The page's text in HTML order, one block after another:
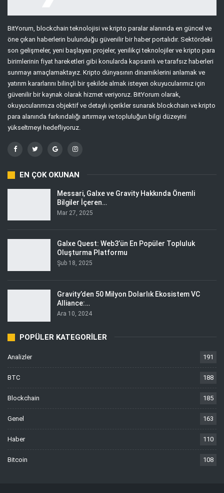
BitYorum, blockchain teknolojisi ve kripto paralar alanında en güncel ve
öne çıkan haberlerin bulunduğu güvenilir bir haber portalıdır. Sektördeki
son gelişmeler, yeni başlayan projeler, yenilikçi teknolojiler ve kripto para
birimlerinin fiyat hareketleri gibi konularda kapsamlı ve tarafsız haberleri
sunmayı amaçlamaktayız. Kripto dünyasının dinamiklerini anlamak ve
yatırım kararlarını bilinçli bir şekilde almak isteyen okuyucularımız için
güvenilir bir kaynak olarak hizmet veriyoruz. BitYorum olarak,
okuyucularımıza objektif ve detaylı içerikler sunarak blockchain ve kripto
para alanında farkındalığı artırmayı ve topluluğun bilgi düzeyini
yükseltmeyi hedefliyoruz.
EN ÇOK OKUNAN
Messari, Galxe ve Gravity Hakkında Önemli
Bilgiler İçeren…
Mar 27, 2025
Galxe Quest: Web3’ün En Popüler Topluluk
Oluşturma Platformu
Şub 18, 2025
Gravity’den 50 Milyon Dolarlık Ekosistem VC
Alliance:…
Ara 10, 2024
POPÜLER KATEGORILER
Analizler 191
BTC 188
Blockchain 185
Genel 163
Haber 110
Bitcoin 108